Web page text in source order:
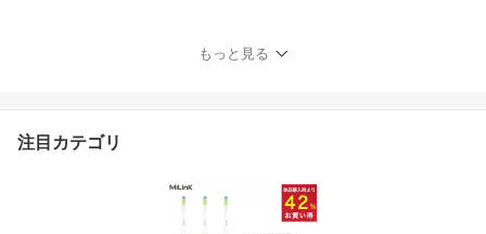
0回転/分 静音設計 タイマ
ー機能 大人 子供 キャッ
もっと見る
注目カテゴリ